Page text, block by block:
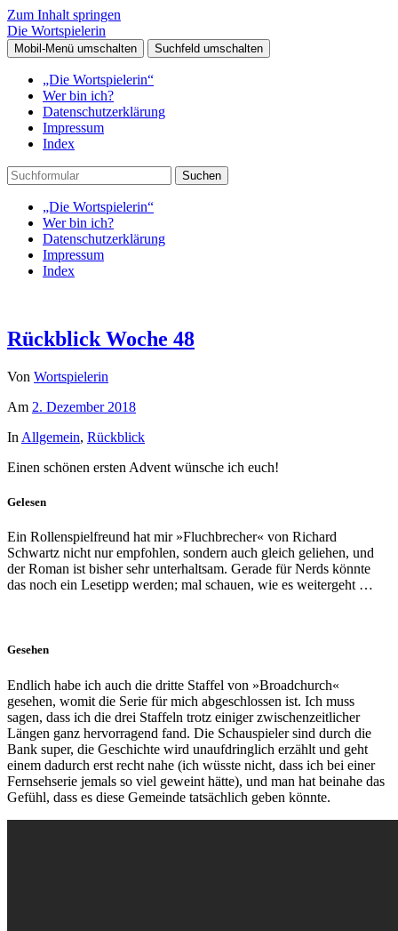
Zum Inhalt springen
Die Wortspielerin
Mobil-Menü umschalten Suchfeld umschalten
„Die Wortspielerin“
Wer bin ich?
Datenschutzerklärung
Impressum
Index
Suchen
„Die Wortspielerin“
Wer bin ich?
Datenschutzerklärung
Impressum
Index
Rückblick Woche 48
Von Wortspielerin
Am 2. Dezember 2018
In Allgemein, Rückblick
Einen schönen ersten Advent wünsche ich euch!
Gelesen
Ein Rollenspielfreund hat mir »Fluchbrecher« von Richard
Schwartz nicht nur empfohlen, sondern auch gleich geliehen, und
der Roman ist bisher sehr unterhaltsam. Gerade für Nerds könnte
das noch ein Lesetipp werden; mal schauen, wie es weitergeht …
Gesehen
Endlich habe ich auch die dritte Staffel von »Broadchurch«
gesehen, womit die Serie für mich abgeschlossen ist. Ich muss
sagen, dass ich die drei Staffeln trotz einiger zwischenzeitlicher
Längen ganz hervorragend fand. Die Schauspieler sind durch die
Bank super, die Geschichte wird unaufdringlich erzählt und geht
einem dadurch erst recht nahe (ich wüsste nicht, dass ich bei einer
Fernsehserie jemals so viel geweint hätte), und man hat beinahe das
Gefühl, dass es diese Gemeinde tatsächlich geben könnte.